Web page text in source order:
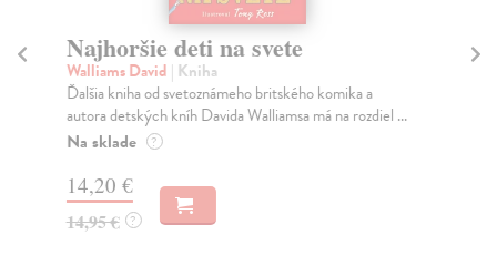
Veľká kniha podmorských
rozprávok zo všetkých kútov
sveta
McAllister Angela| Kniha
Ponorte sa do tejto bohato ilustrovanej knihy plnej
Na sklade
15,76 €